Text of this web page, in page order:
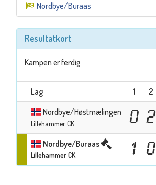
Nordbye/Buraas
Resultatkort
Kampen er ferdig
Lag 1 2
Nordbye/Høstmælingen
Lillehammer CK 0 2
Nordbye/Buraas
Lillehammer CK 1 0